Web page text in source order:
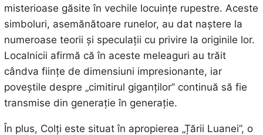
misterioase găsite în vechile locuințe rupestre. Aceste
simboluri, asemănătoare runelor, au dat naștere la
numeroase teorii și speculații cu privire la originile lor.
Localnicii afirmă că în aceste meleaguri au trăit
cândva ființe de dimensiuni impresionante, iar
poveștile despre „cimitirul giganților” continuă să fie
transmise din generație în generație.
În plus, Colți este situat în apropierea „Țării Luanei”, o